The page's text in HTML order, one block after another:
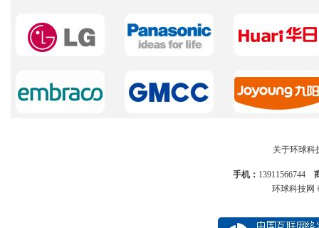
关于环球科
手机： 13911566744
环球科技网